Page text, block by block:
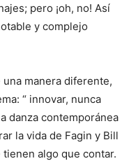
pero ¡oh, no! Así
y complejo
manera diferente,
“ innovar, nunca
danza contemporánea
la vida de Fagin y Bill
algo que contar.